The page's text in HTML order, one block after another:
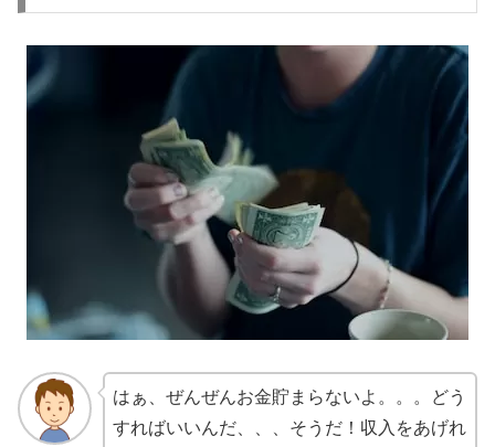
はぁ、ぜんぜんお金貯まらないよ。。。どう
すればいいんだ、、、そうだ！収入をあげれ